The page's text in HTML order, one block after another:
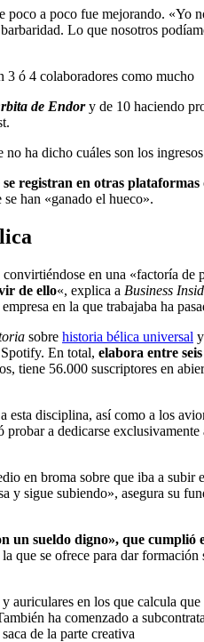
poco a poco fue mejorando. «Yo
Lo que nosotros
3 ó 4 colaboradores como mucho
de Endory de 10 haciendo
ha dicho cuáles son los
registran en otras plataformas
han «ganado el hueco».
convirtiéndose en una «factoría de
de ello«, explica a Business
en la que trabajaba ha
sobre historia bélica universal y
En total, elabora entre
tiene 56.000 suscriptores en
disciplina, así como a los
a dedicarse
en broma sobre que iba a subir
y sigue subiendo», asegura su
un sueldo digno», que cumplió
que se ofrece para dar formación
en los que calcula
ha comenzado a
de la parte creativa